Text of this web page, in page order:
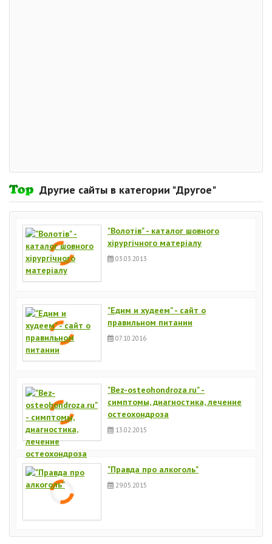
Другие сайты в категории "Другое"
"Волотів" - каталог шовного
хірургічного матеріалу
03.03.2013
"Едим и худеем" - сайт о
правильном питании
07.10.2016
"Bez-osteohondroza.ru" -
симптомы, диагностика, лечение
остеохондроза
13.02.2015
"Правда про алкоголь"
29.05.2015